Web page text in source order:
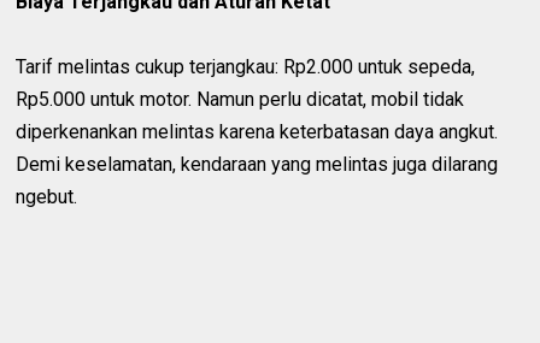
Tarif melintas cukup terjangkau: Rp2.000 untuk sepeda,
Rp5.000 untuk motor. Namun perlu dicatat, mobil tidak
diperkenankan melintas karena keterbatasan daya angkut.
Demi keselamatan, kendaraan yang melintas juga dilarang
ngebut.